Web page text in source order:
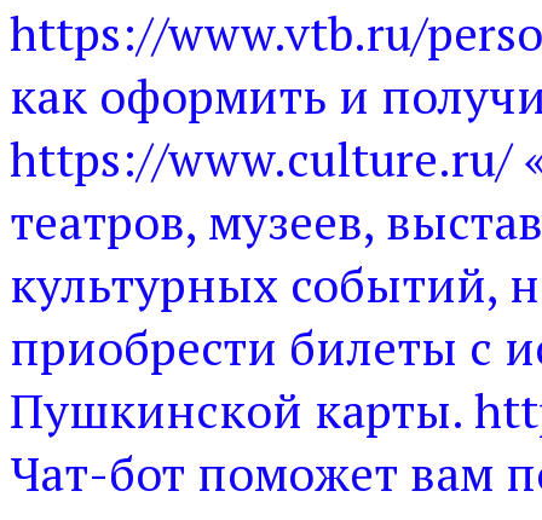
https://www.vtb.ru/
как оформить и
https://
театров, музеев,
культурных событий,
приобрести билеты с
Пушкинской карты.
Чат-бот поможет вам